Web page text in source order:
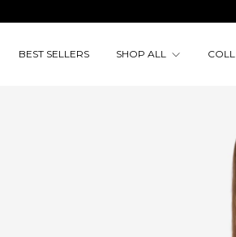
BEST SELLERS SHOP ALL